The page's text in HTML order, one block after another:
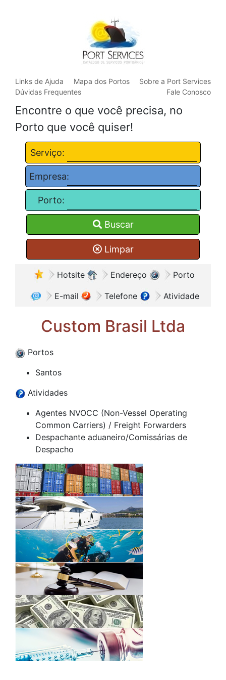
Links de Ajuda Mapa dos Portos
Sobre a Port Services
Dúvidas Frequentes
Fale Conosco
Encontre o que você precisa, no
Porto que você quiser!
Serviço:
Empresa:
Porto:
Buscar
Limpar
Hotsite Endereço Porto
E-mail Telefone Atividade
Custom Brasil Ltda
Portos
Santos
Atividades
Agentes NVOCC (Non-Vessel Operating
Common Carriers) / Freight Forwarders
Despachante aduaneiro/Comissárias de
Despacho